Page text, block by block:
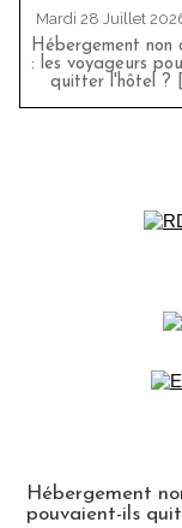
Mardi 28 Juillet
Hébergement non
: les voyageurs
quitter l'hôtel ?
Hébergement
pouvaient-ils